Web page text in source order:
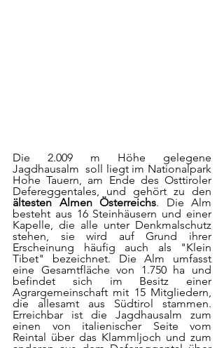
Die 2.009 m Höhe gelegene
Jagdhausalm  soll liegt im Nationalpark
Hohe Tauern, am Ende des Osttiroler
ältesten Almen Österreichs. Die Alm
besteht aus 16 Steinhäusern und einer
Kapelle, die alle unter Denkmalschutz
stehen, sie wird auf Grund ihrer
Erscheinung häufig auch als "Klein
Tibet" bezeichnet. Die Alm umfasst
eine Gesamtfläche von 1.750 ha und
befindet sich im Besitz einer
Agrargemeinschaft mit 15 Mitgliedern,
die allesamt aus Südtirol stammen.
Erreichbar ist die Jagdhausalm zum
einen von italienischer Seite vom
Reintal über das Klammljoch und zum